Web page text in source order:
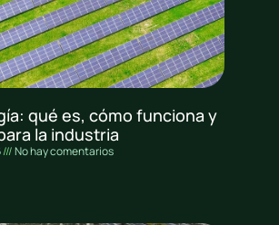
qué es, cómo funciona y
la industria
No hay comentarios